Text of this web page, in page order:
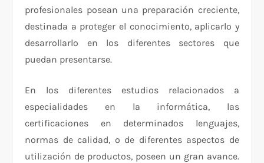
profesionales posean una preparación creciente,
destinada a proteger el conocimiento, aplicarlo y
desarrollarlo en los diferentes sectores que
puedan presentarse.
En los diferentes estudios relacionados a
especialidades en la informática, las
certificaciones en determinados lenguajes,
normas de calidad, o de diferentes aspectos de
utilización de productos, poseen un gran avance.